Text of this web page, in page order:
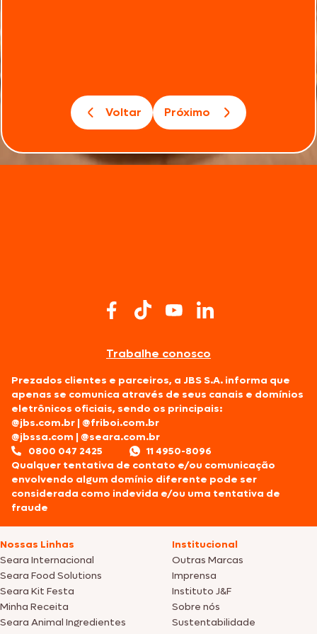
Voltar Próximo
Trabalhe conosco
Prezados clientes e parceiros, a JBS S.A. informa que
apenas se comunica através de seus canais e domínios
eletrônicos oficiais, sendo os principais:
@jbs.com.br |@friboi.com.br
@jbssa.com |@seara.com.br
0800 047 2425
11 4950-8096
Qualquer tentativa de contato e/ou comunicação
envolvendo algum domínio diferente pode ser
considerada como indevida e/ou uma tentativa de
fraude
Nossas Linhas
Seara Internacional
Seara Food Solutions
Seara Kit Festa
Minha Receita
Seara Animal Ingredientes
Institucional
Outras Marcas
Imprensa
Instituto J&F
Sobre nós
Sustentabilidade